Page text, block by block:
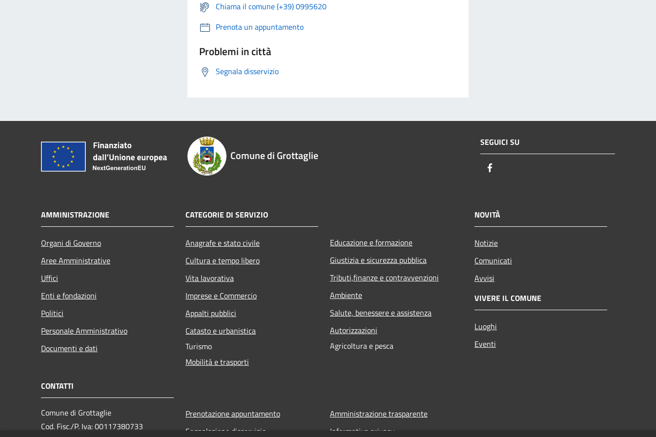
Chiama il comune (+39) 0995620
Prenota un appuntamento
Problemi in città
Segnala disservizio
Comune di Grottaglie
SEGUICI SU
AMMINISTRAZIONE
Organi di Governo
Aree Amministrative
Uffici
Enti e fondazioni
Politici
Personale Amministrativo
Documenti e dati
CATEGORIE DI SERVIZIO
Anagrafe e stato civile
Cultura e tempo libero
Vita lavorativa
Imprese e Commercio
Appalti pubblici
Catasto e urbanistica
Turismo
Mobilità e trasporti
Educazione e formazione
Giustizia e sicurezza pubblica
Tributi,finanze e contravvenzioni
Ambiente
Salute, benessere e assistenza
Autorizzazioni
Agricoltura e pesca
NOVITÀ
Notizie
Comunicati
Avvisi
VIVERE IL COMUNE
Luoghi
Eventi
CONTATTI
Comune di Grottaglie
Cod. Fisc./P. Iva: 00117380733
Prenotazione appuntamento
Segnalazione disservizio
Amministrazione trasparente
Informativa privacy